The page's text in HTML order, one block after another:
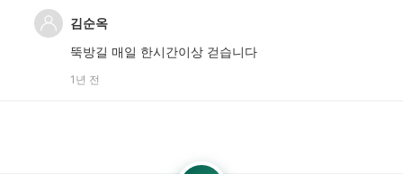
김순옥
뚝방길 매일 한시간이상 걷습니다
1년 전